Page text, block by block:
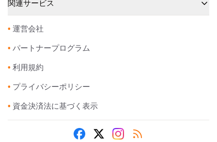
関連サービス
• 運営会社
• パートナープログラム
• 利用規約
• プライバシーポリシー
• 資金決済法に基づく表示